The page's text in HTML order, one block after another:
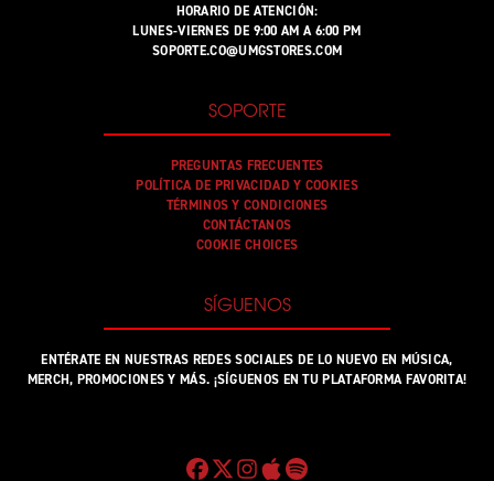
HORARIO DE ATENCIÓN:
LUNES-VIERNES DE 9:00 AM A 6:00 PM
SOPORTE.CO@UMGSTORES.COM
SOPORTE
PREGUNTAS FRECUENTES
POLÍTICA DE PRIVACIDAD Y COOKIES
TÉRMINOS Y CONDICIONES
CONTÁCTANOS
COOKIE CHOICES
SÍGUENOS
ENTÉRATE EN NUESTRAS REDES SOCIALES DE LO NUEVO EN MÚSICA,
MERCH, PROMOCIONES Y MÁS. ¡SÍGUENOS EN TU PLATAFORMA FAVORITA!